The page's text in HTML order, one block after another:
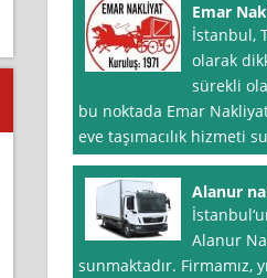
Emar
İstanbul,
olarak
sürekli
bu noktada Emar
eve taşımacılık hizmeti
Alanur
Alanur
sunmaktadır. Firmamız,